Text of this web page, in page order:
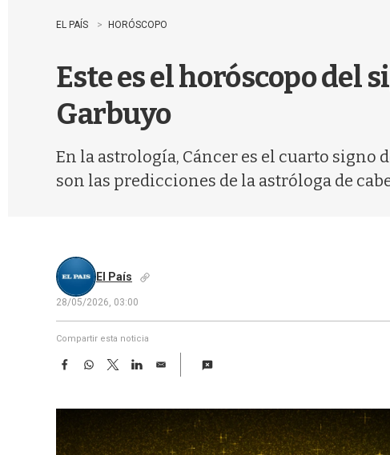
EL PAÍS HORÓSCOPO
Este es el horóscopo del
Garbuyo
En la astrología, Cáncer es el cuarto signo
son las predicciones de la astróloga de
El País
28/05/2026, 03:00
Compartir esta noticia
F
e
o
W
t
A
T
w
t
e
L
k
d
E
i